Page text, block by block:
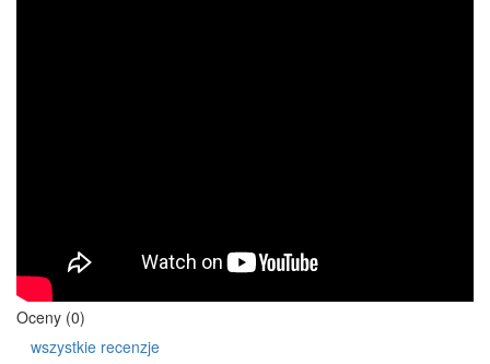
Oceny (0)
wszystkie recenzje